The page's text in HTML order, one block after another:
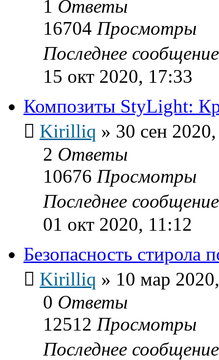
1 Ответы
16704 Просмотры
Последнее
15 окт 2020, 17:33
Композиты StyLight:
Kirilliq » 30 сен
2 Ответы
10676 Просмотры
Последнее
01 окт 2020, 11:12
Безопасность стирола
Kirilliq » 10 мар
0 Ответы
12512 Просмотры
Последнее